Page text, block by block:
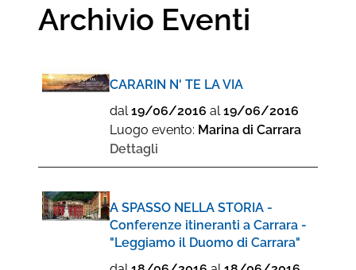
Archivio Eventi
CARARIN N' TE LA VIA
dal 19/06/2016 al 19/06/2016
Luogo evento: Marina di Carrara
Dettagli
A SPASSO NELLA STORIA -
Conferenze itineranti a Carrara -
"Leggiamo il Duomo di Carrara"